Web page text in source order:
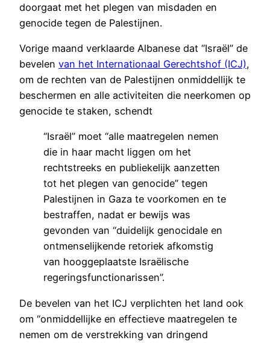
doorgaat met het plegen van misdaden en
genocide tegen de Palestijnen.
Vorige maand verklaarde Albanese dat “Israël” de
bevelen van het Internationaal Gerechtshof (ICJ),
om de rechten van de Palestijnen onmiddellijk te
beschermen en alle activiteiten die neerkomen op
genocide te staken, schendt
“Israël” moet “alle maatregelen nemen
die in haar macht liggen om het
rechtstreeks en publiekelijk aanzetten
tot het plegen van genocide” tegen
Palestijnen in Gaza te voorkomen en te
bestraffen, nadat er bewijs was
gevonden van “duidelijk genocidale en
ontmenselijkende retoriek afkomstig
van hooggeplaatste Israëlische
regeringsfunctionarissen”.
De bevelen van het ICJ verplichten het land ook
om “onmiddellijke en effectieve maatregelen te
nemen om de verstrekking van dringend